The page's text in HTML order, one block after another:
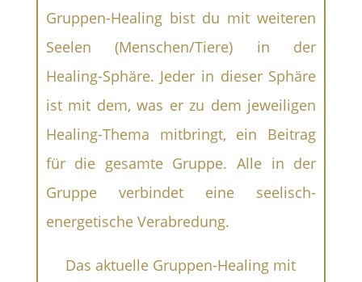
Gruppen-Healing bist du mit weiteren
Seelen (Menschen/Tiere) in der
Healing-Sphäre. Jeder in dieser Sphäre
ist mit dem, was er zu dem jeweiligen
Healing-Thema mitbringt, ein Beitrag
für die gesamte Gruppe. Alle in der
Gruppe verbindet eine seelisch-
energetische Verabredung.
Das aktuelle Gruppen-Healing mit